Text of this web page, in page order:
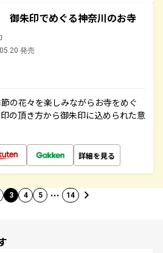
御朱印でめぐる神奈川のお寺
発売
の花々を楽しみながらお寺をめぐ
の頂き方から御朱印に込められた意
詳細を見る
3 4 5 … 14